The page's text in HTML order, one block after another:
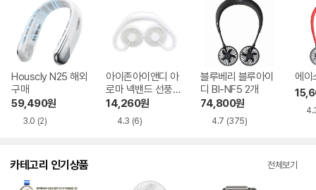
Houscly N25 해외
구매
59,490원
3.0 (2)
아이존아이앤디 아
로마 넥밴드 선풍기
EZ DF2000 화이
14,260원
4.3 (6)
블루베리 블루아이
디 BI-NF5 2개
74,800원
4.7 (375)
에
카테고리 인기상품 전체보기